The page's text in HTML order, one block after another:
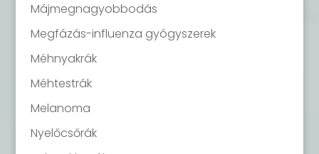
Májmegnagyobbodás
Megfázás-influenza gyógyszerek
Méhnyakrák
Méhtestrák
Melanoma
Nyelőcsőrák